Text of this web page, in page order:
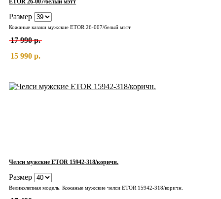
ETOR 26-007/белый мэтт
Размер
Кожаные казаки мужские ETOR 26-007/белый мэтт
17 990 р.
15 990 р.
Челси мужские ETOR 15942-318/коричн.
Размер
Великолепная модель. Кожаные мужские челси ETOR 15942-318/коричн.